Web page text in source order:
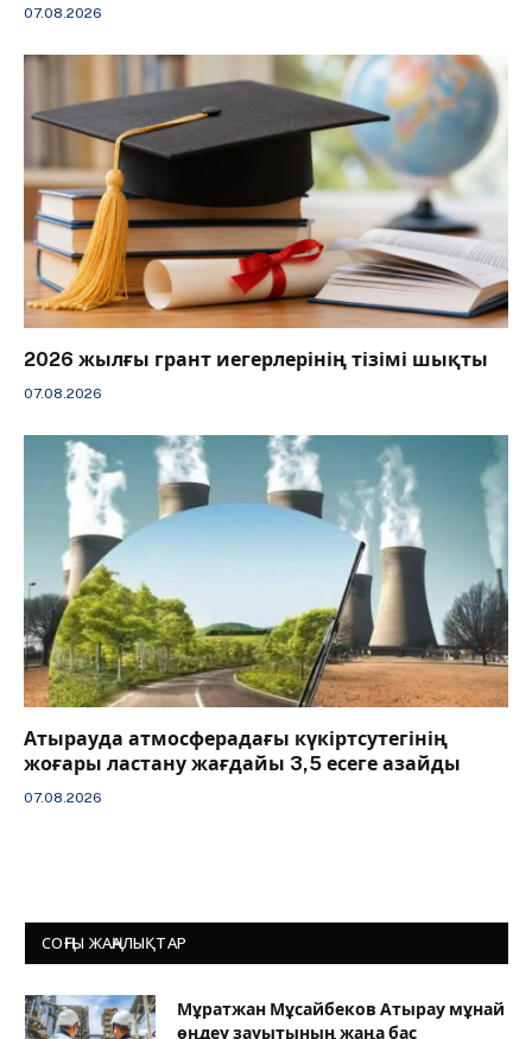
07.08.2026
2026 жылғы грант иегерлерінің тізімі шықты
07.08.2026
Атырауда атмосферадағы күкіртсутегінің
жоғары ластану жағдайы 3,5 есеге азайды
07.08.2026
СОҢҒЫ ЖАҢАЛЫҚТАР
Мұратжан Мұсайбеков Атырау мұнай
өңдеу зауытының жаңа бас